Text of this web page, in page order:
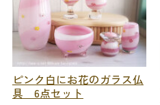
ピンク白にお花のガラス仏
具 6点セット